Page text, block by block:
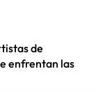
de
enfrentan las